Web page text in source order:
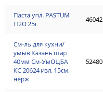
Паста упл. PASTUM
H2О 25г
См-ль для кухни/
умыв Казань шар
40мм См-УмОЦБА
КС 20624 изл. 15см,
нерж
46042
52480